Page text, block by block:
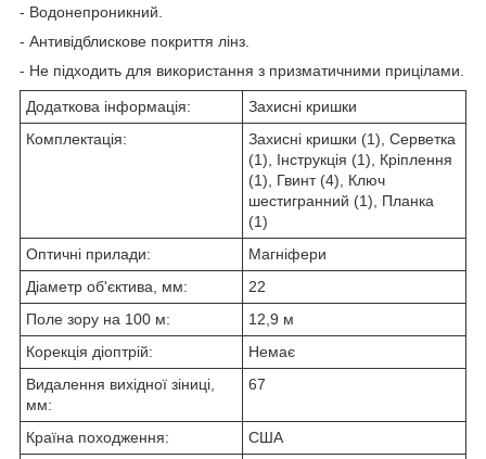
- Водонепроникний.
- Антивідблискове покриття лінз.
- Не підходить для використання з призматичними прицілами.
Додаткова інформація:
Захисні кришки
Комплектація:
Захисні кришки (1), Серветка
(1), Інструкція (1), Кріплення
(1), Гвинт (4), Ключ
шестигранний (1), Планка
(1)
Оптичні прилади:
Магніфери
Діаметр об'єктива, мм:
22
Поле зору на 100 м:
12,9 м
Корекція діоптрій:
Немає
Видалення вихідної зіниці,
мм:
67
Країна походження:
США